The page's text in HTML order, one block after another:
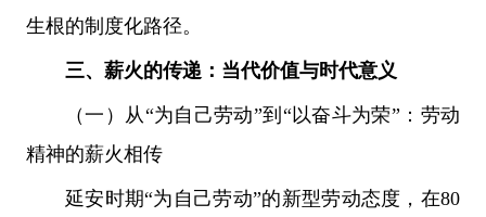
生根的制度化路径。
三、薪火的传递：当代价值与时代意义
（一）从“为自己劳动”到“以奋斗为荣”：劳动
精神的薪火相传
延安时期“为自己劳动”的新型劳动态度，在80